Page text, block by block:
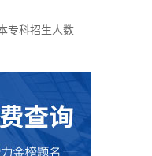
专科招生人数